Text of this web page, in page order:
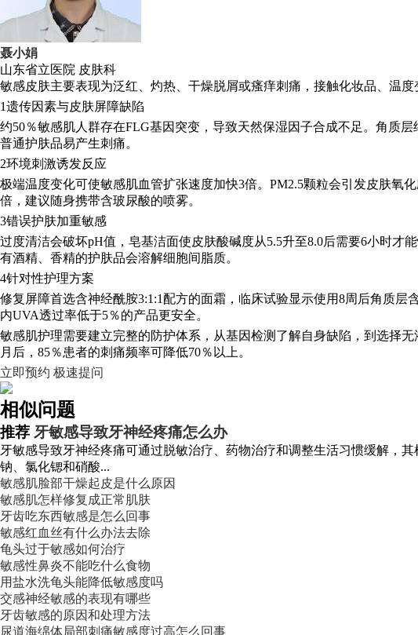
聂小娟
山东省立医院 皮肤科
敏感皮肤主要表现为泛红、灼热、干燥脱屑或瘙痒刺痛，接触化妆品、温
1遗传因素与皮肤屏障缺陷
约50％敏感肌人群存在FLG基因突变，导致天然保湿因子合成不足。角质
普通护肤品易产生刺痛。
2环境刺激诱发反应
极端温度变化可使敏感肌血管扩张速度加快3倍。PM2.5颗粒会引发皮肤氧
倍，建议随身携带含玻尿酸的喷雾。
3错误护肤加重敏感
过度清洁会破坏pH值，皂基洁面使皮肤酸碱度从5.5升至8.0后需要6小时
有酒精、香精的护肤品会溶解细胞间脂质。
4针对性护理方案
修复屏障首选含神经酰胺3:1:1配方的面霜，临床试验显示使用8周后角质层
内UVA透过率低于5％的产品更安全。
敏感肌护理需要建立完整的防护体系，从基因检测了解自身缺陷，到选择
月后，85％患者的刺痛频率可降低70％以上。
立即预约 极速提问
相似问题
推荐 牙敏感导致牙神经疼痛怎么办
牙敏感导致牙神经疼痛可通过脱敏治疗、药物治疗和调整生活习惯缓解，
钠、氯化锶和硝酸...
敏感肌脸部干燥起皮是什么原因
敏感肌怎样修复成正常肌肤
牙齿吃东西敏感是怎么回事
敏感红血丝有什么办法去除
龟头过于敏感如何治疗
敏感性鼻炎不能吃什么食物
用盐水洗龟头能降低敏感度吗
交感神经敏感的表现有哪些
牙齿敏感的原因和处理方法
尿道海绵体局部刺痛敏感度过高怎么回事